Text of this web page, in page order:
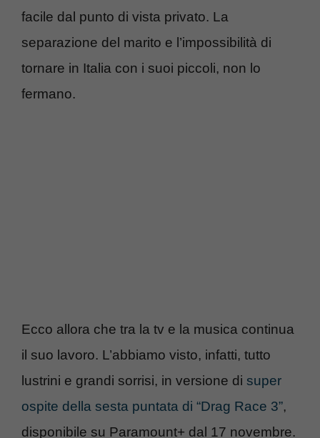
facile dal punto di vista privato. La
separazione del marito e l’impossibilità di
tornare in Italia con i suoi piccoli, non lo
fermano.
Ecco allora che tra la tv e la musica continua
il suo lavoro. L’abbiamo visto, infatti, tutto
lustrini e grandi sorrisi, in versione di super
ospite della sesta puntata di “Drag Race 3”,
disponibile su Paramount+ dal 17 novembre.